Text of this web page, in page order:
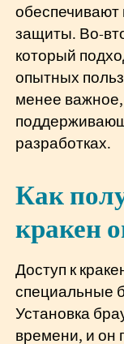
защиты. Во-
который
опытных
менее
разработках.
Как
кракен
Доступ к
специальные
Установка
времени, и он